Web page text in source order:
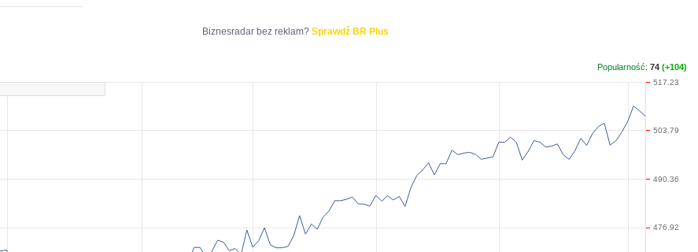
Biznesradar bez reklam? Sprawdź BR Plus
Popularność: 74 (+104)
476.92
490.36
503.79
517.23